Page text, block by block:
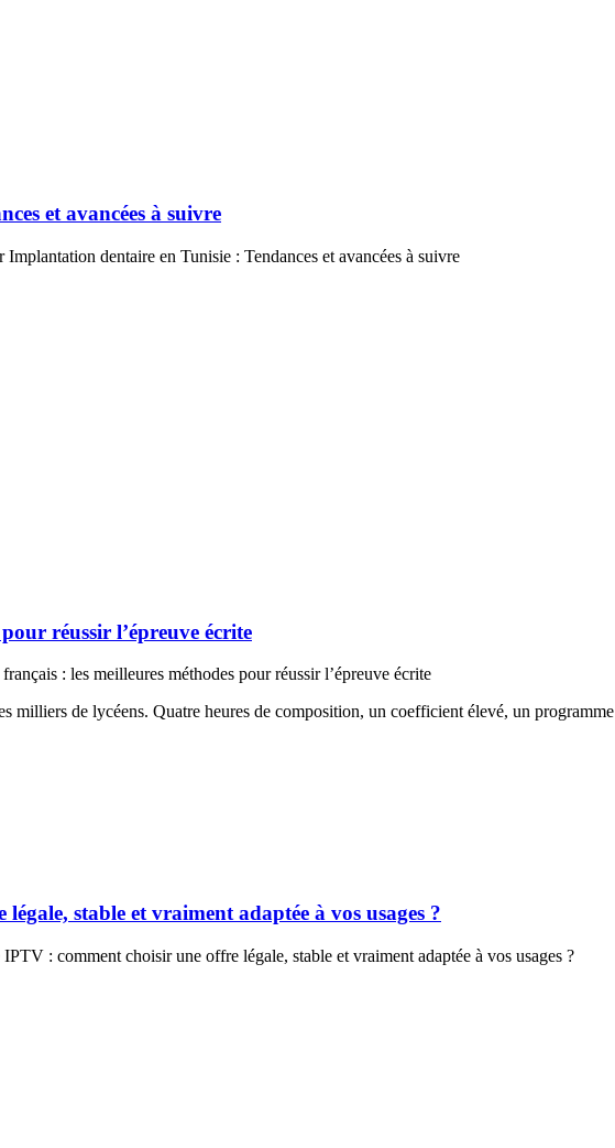
et avancées à suivre
Implantation dentaire en Tunisie : Tendances et avancées à suivre
réussir l’épreuve écrite
: les meilleures méthodes pour réussir l’épreuve écrite
milliers de lycéens. Quatre heures de composition, un coefficient élevé, un programme
stable et vraiment adaptée à vos usages ?
: comment choisir une offre légale, stable et vraiment adaptée à vos usages ?